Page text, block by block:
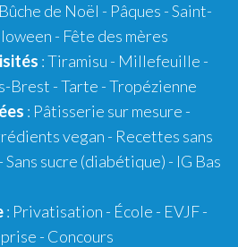
Bûche de Noël - Pâques -Saint-
- Fête des mères
:Tiramisu - Millefeuille -
Brest - Tarte -Tropézienne
: Pâtisserie sur mesure -
vegan - Recettes sans
Sans sucre (diabétique) - IG Bas
: Privatisation - École - EVJF-
- Concours